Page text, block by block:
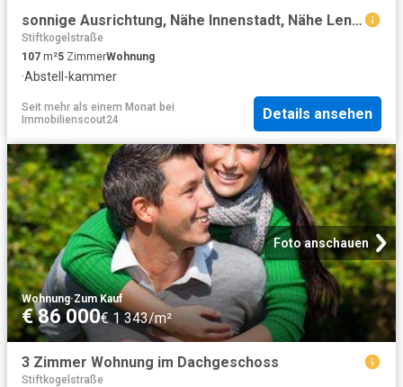
sonnige Ausrichtung, Nähe Innenstadt, Nähe Lendkanal, Nähe Uni, Nähe Wörther See
Stiftkogelstraße
107 m²5 ZimmerWohnung
·Abstell-kammer
Seit mehr als einem Monat bei
Immobilienscout24
Details ansehen
Foto anschauen
Wohnung·Zum Kauf
€ 86 000€ 1 343/m²
3 Zimmer Wohnung im Dachgeschoss
Stiftkogelstraße